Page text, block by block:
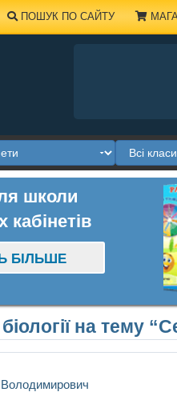
ПОШУК ПО САЙТУ
школи
кабінетів
БІЛЬШЕ
на тему